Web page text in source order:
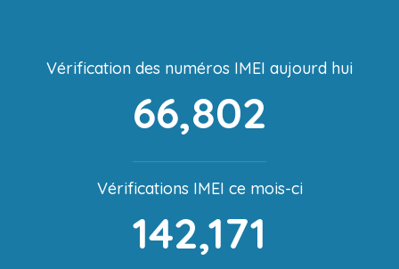
Vérification des numéros IMEI aujourd hui
66,802
Vérifications IMEI ce mois-ci
142,171